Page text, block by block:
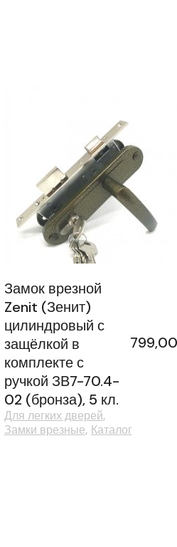
Замок врезной
Zenit (Зенит)
цилиндровый с
защёлкой в
комплекте с
ручкой ЗВ7-70.4-
02 (бронза), 5 кл.
799,00
Для легких дверей
Замки врезные Каталог